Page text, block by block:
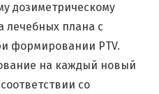
дозиметрическому
лечебных плана с
формировании PTV.
на каждый новый
со